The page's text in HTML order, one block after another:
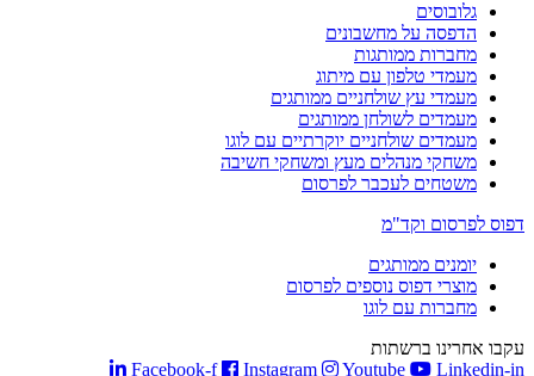
גלובוסים
הדפסה על מחשבונים
מחברות ממותגות
מעמדי טלפון עם מיתוג
מעמדי עץ שולחניים ממותגים
מעמדים לשולחן ממותגים
מעמדים שולחניים יוקרתיים עם לוגו
משחקי מנהלים מעץ ומשחקי חשיבה
משטחים לעכבר לפרסום
דפוס לפרסום וקד"מ
יומנים ממותגים
מוצרי דפוס נוספים לפרסום
מחברות עם לוגו
עקבו אחרינו ברשתות
Facebook-f
Instagram Youtube
Linkedin-in